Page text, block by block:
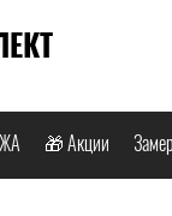
🎁 Акции